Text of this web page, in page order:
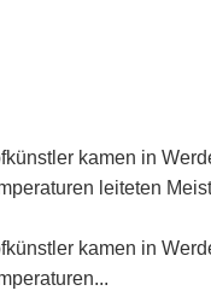
kamen in
leiteten
kamen in